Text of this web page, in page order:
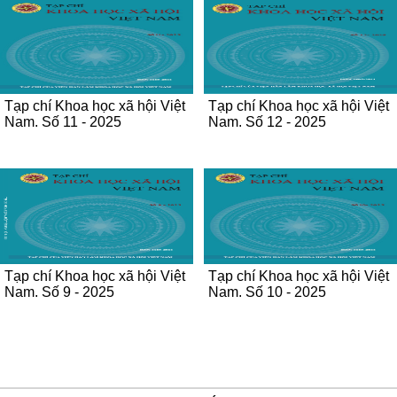
Tạp chí Khoa học xã hội Việt
Nam. Số 12 - 2025
Tạp chí Khoa học xã hội Việt
Nam. Số 11 - 2025
Tạp chí Khoa học xã hội Việt
Nam. Số 10 - 2025
Tạp chí Khoa học xã hội Việt
Nam. Số 9 - 2025